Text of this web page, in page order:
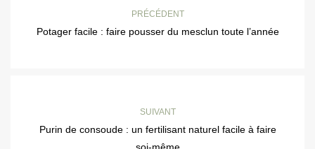
PRÉCÉDENT
Potager facile : faire pousser du mesclun toute l’année
SUIVANT
Purin de consoude : un fertilisant naturel facile à faire
soi-même